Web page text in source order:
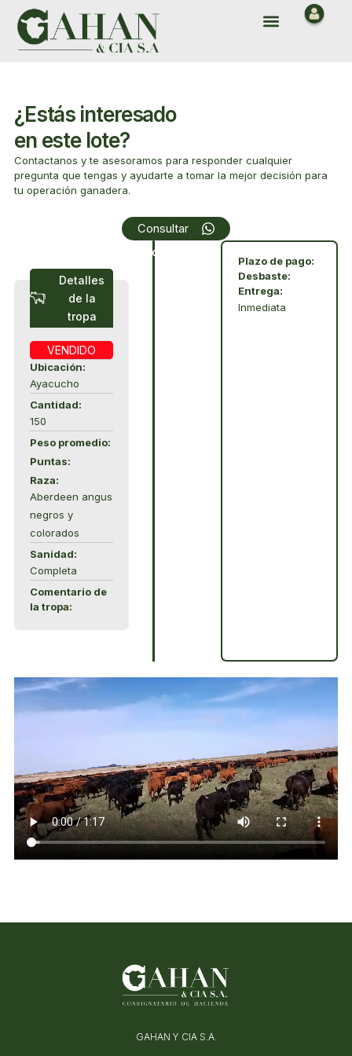
contenido
Menu
¿Estás interesado
en este lote?
Contactanos y te asesoramos para responder cualquier
pregunta que tengas y ayudarte a tomar la mejor decisión para
tu operación ganadera.
Consultar
Detalles
de la
tropa
VENDIDO
Ubicación:
Ayacucho
Cantidad:
150
Peso promedio:
Puntas:
Raza:
Aberdeen angus
negros y
colorados
Sanidad:
Completa
Comentario de
la tropa:
Condiciones
Plazo de pago:
Desbaste:
Entrega:
Inmediata
GAHAN Y CIA S.A.